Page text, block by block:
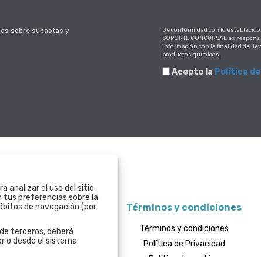
sobre subastas y
De conformidad con lo
SOPORTE CONCURSAL es
información con la finalidad de
productos químicos.
Acepto la Política
La empresa
Quiénes Somos
Contacto
Términos y condiciones
Términos y condiciones
Política de Privacidad
analizar el uso del sitio
preferencias sobre la
de navegación (por
terceros, deberá
o desde el sistema